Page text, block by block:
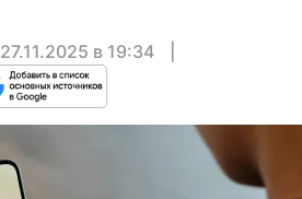
27.11.2025 в 19:34